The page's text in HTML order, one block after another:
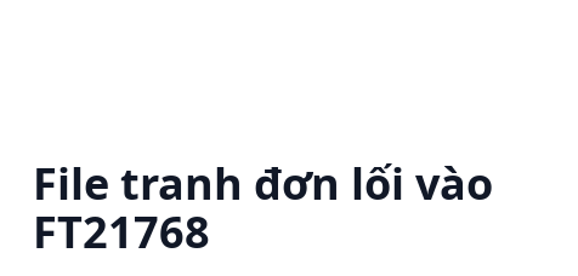
File tranh đơn lối vào
FT21768